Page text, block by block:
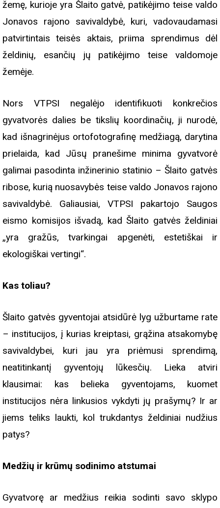
žemę, kurioje yra Šlaito gatvė, patikėjimo teise valdo
Jonavos rajono savivaldybė, kuri, vadovaudamasi
patvirtintais teisės aktais, priima sprendimus dėl
želdinių, esančių jų patikėjimo teise valdomoje
žemėje.
Nors VTPSI negalėjo identifikuoti konkrečios
gyvatvorės dalies be tikslių koordinačių, ji nurodė,
kad išnagrinėjus ortofotografinę medžiagą, darytina
prielaida, kad Jūsų pranešime minima gyvatvorė
galimai pasodinta inžinerinio statinio – Šlaito gatvės
ribose, kurią nuosavybės teise valdo Jonavos rajono
savivaldybė. Galiausiai, VTPSI pakartojo Saugos
eismo komisijos išvadą, kad Šlaito gatvės želdiniai
„yra gražūs, tvarkingai apgenėti, estetiškai ir
ekologiškai vertingi“.
Kas toliau?
Šlaito gatvės gyventojai atsidūrė lyg užburtame rate
– institucijos, į kurias kreiptasi, grąžina atsakomybę
savivaldybei, kuri jau yra priėmusi sprendimą,
neatitinkantį gyventojų lūkesčių. Lieka atviri
klausimai: kas belieka gyventojams, kuomet
institucijos nėra linkusios vykdyti jų prašymų? Ir ar
jiems teliks laukti, kol trukdantys želdiniai nudžius
patys?
Medžių ir krūmų sodinimo atstumai
Gyvatvorę ar medžius reikia sodinti savo sklypo